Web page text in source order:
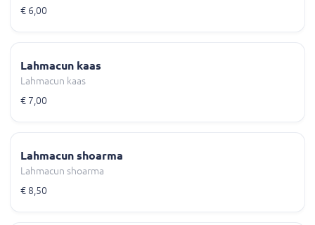
€ 6,00
Lahmacun kaas
Lahmacun kaas
€ 7,00
Lahmacun shoarma
Lahmacun shoarma
€ 8,50